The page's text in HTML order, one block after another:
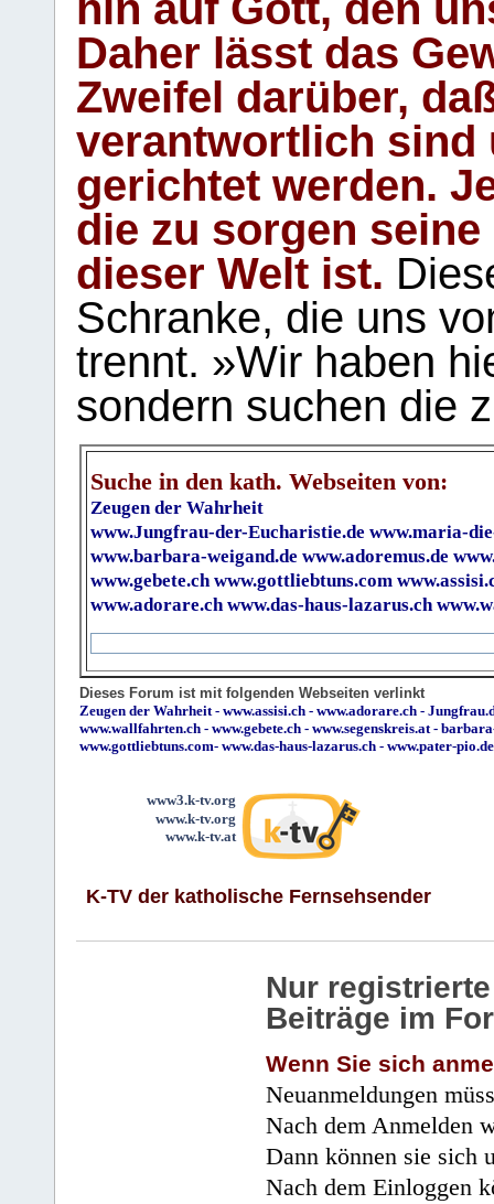
Daher lässt das
Zweifel darüber,
verantwortlich sind
gerichtet werden.
die zu sorgen
dieser Welt ist.
Schranke, die uns
trennt. »Wir haben
sondern suchen die
Suche in den kath. Webseiten von:
Zeugen der Wahrheit
www.Jungfrau-der-Eucharistie.de www.maria-
www.barbara-weigand.de www.adoremus.de
www.gebete.ch www.gottliebtuns.com
www.adorare.ch www.das-haus-lazarus.ch
Dieses Forum ist mit folgenden Webseiten verlinkt
Zeugen der Wahrheit- www.assisi.ch - www.adorare.ch -
www.wallfahrten.ch - www.gebete.ch - www.segenskreis.at-
www.gottliebtuns.com- www.das-haus-lazarus.ch - www.pater-pio.de
www3.k-tv.org
www.k-tv.org
www.k-tv.at
K-TV der katholische Fernsehsender
Nur
Beiträge im
Wenn Sie sich
Neuanmeldungen
Nach dem Anmelden
Dann können sie sich
Nach dem Einloggen